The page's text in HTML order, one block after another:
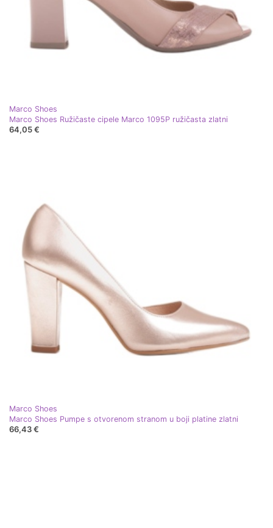
Marco Shoes
Marco Shoes Ružičaste cipele Marco 1095P ružičasta zlatni
64,05 €
Marco Shoes
Marco Shoes Pumpe s otvorenom stranom u boji platine zlatni
66,43 €